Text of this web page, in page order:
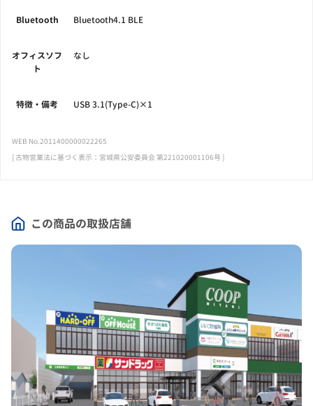
この商品の取扱店舗
Bluetooth Bluetooth4.1 BLE
オフィスソフ
ト
なし
特徴・備考 USB 3.1(Type-C)×1
WEB No.2011400000022265
[ 古物営業法に基づく表示：宮城県公安委員会 第221020001106号 ]